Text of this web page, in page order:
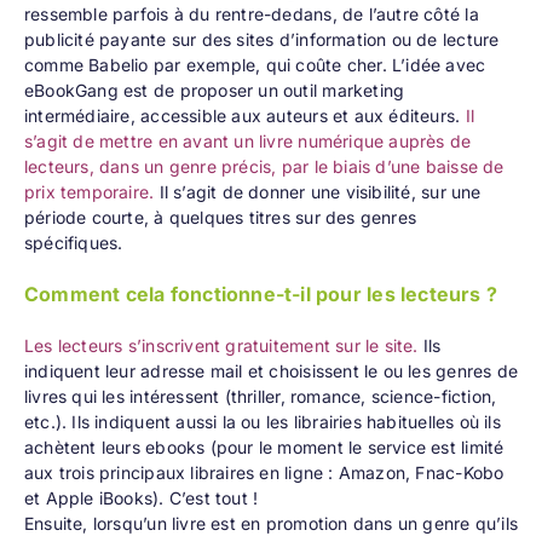
ressemble parfois à du rentre-dedans, de l’autre côté la
publicité payante sur des sites d’information ou de lecture
comme Babelio par exemple, qui coûte cher. L’idée avec
eBookGang est de proposer un outil marketing
intermédiaire, accessible aux auteurs et aux éditeurs. Il
s’agit de mettre en avant un livre numérique auprès de
lecteurs, dans un genre précis, par le biais d’une baisse de
prix temporaire. Il s’agit de donner une visibilité, sur une
période courte, à quelques titres sur des genres
spécifiques.
Comment cela fonctionne-t-il pour les lecteurs ?
Les lecteurs s’inscrivent gratuitement sur le site. Ils
indiquent leur adresse mail et choisissent le ou les genres de
livres qui les intéressent (thriller, romance, science-fiction,
etc.). Ils indiquent aussi la ou les librairies habituelles où ils
achètent leurs ebooks (pour le moment le service est limité
aux trois principaux libraires en ligne : Amazon, Fnac-Kobo
et Apple iBooks). C’est tout !
Ensuite, lorsqu’un livre est en promotion dans un genre qu’ils